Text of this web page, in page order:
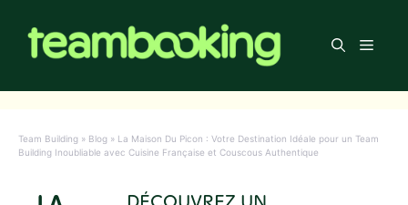
contenu
Menu
Team Building » Blog » La Maison Du Picon : Votre Destination Idéale pour un Team
Building Inoubliable avec Cuisine Française et Couscous Authentique